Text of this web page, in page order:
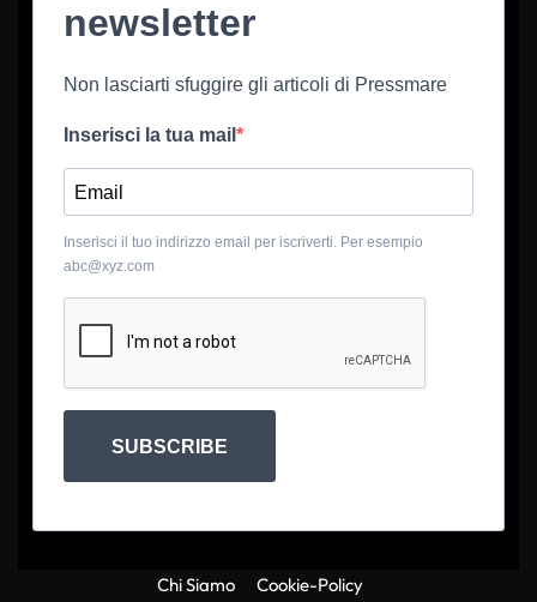
newsletter
Non lasciarti sfuggire gli articoli di Pressmare
Inserisci la tua mail
Inserisci il tuo indirizzo email per iscriverti. Per esempio
abc@xyz.com
SUBSCRIBE
Chi Siamo Cookie-Policy